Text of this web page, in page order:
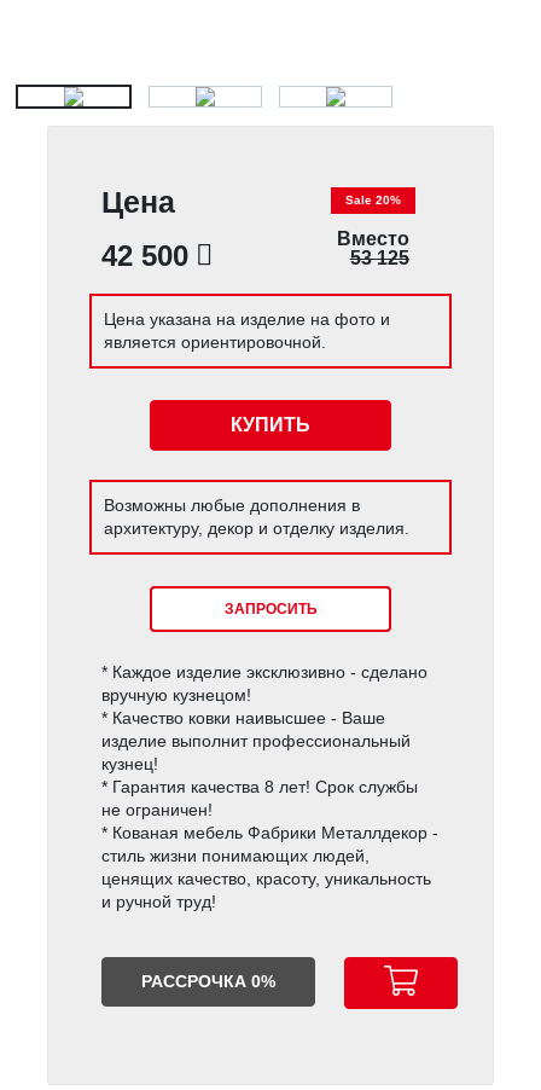
Цена
42 500
Sale 20%
Вместо
53 125
Цена указана на изделие на фото и
является ориентировочной.
КУПИТЬ
Возможны любые дополнения в
архитектуру, декор и отделку изделия.
ЗАПРОСИТЬ
* Каждое изделие эксклюзивно - сделано
вручную кузнецом!
* Качество ковки наивысшее - Ваше
изделие выполнит профессиональный
кузнец!
* Гарантия качества 8 лет! Срок службы
не ограничен!
* Кованая мебель Фабрики Металлдекор -
стиль жизни понимающих людей,
ценящих качество, красоту, уникальность
и ручной труд!
РАССРОЧКА 0%